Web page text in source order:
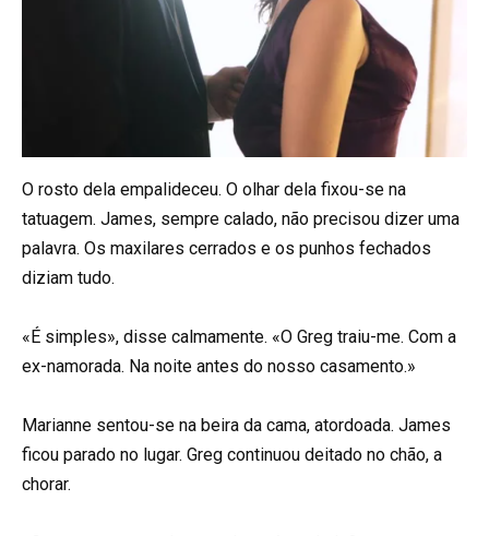
O rosto dela empalideceu. O olhar dela fixou-se na
tatuagem. James, sempre calado, não precisou dizer uma
palavra. Os maxilares cerrados e os punhos fechados
diziam tudo.
«É simples», disse calmamente. «O Greg traiu-me. Com a
ex-namorada. Na noite antes do nosso casamento.»
Marianne sentou-se na beira da cama, atordoada. James
ficou parado no lugar. Greg continuou deitado no chão, a
chorar.